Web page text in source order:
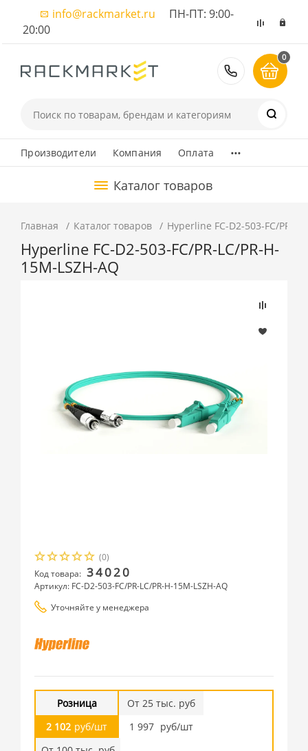
info@rackmarket.ru ПН-ПТ: 9:00-
20:00
8 (495)
0
Производители Компания Оплата ...
Каталог товаров
Главная Каталог товаров Hyperline FC-D2-503-FC/PR-
Hyperline FC-D2-503-FC/PR-LC/PR-H-
15M-LSZH-AQ
(0)
Код товара: 34020
Артикул: FC-D2-503-FC/PR-LC/PR-H-15M-LSZH-AQ
Уточняйте у менеджера
Розница
2 102 руб/шт
От 25 тыс. руб
1 997 руб/шт